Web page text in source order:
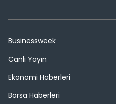
Businessweek
Canlı Yayın
Ekonomi Haberleri
Borsa Haberleri